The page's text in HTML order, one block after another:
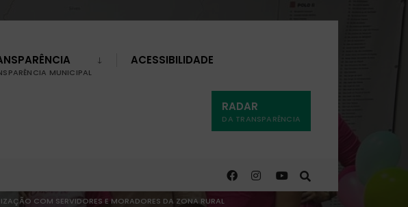
MUNICIPAL
ACESSIBILIDADE
RADAR
DA TRANSPARÊNCIA
COM SERVIDORES E MORADORES DA ZONA RURAL